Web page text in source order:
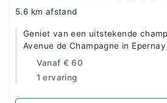
5.6 km afstand
Geniet van een uitstekende
Avenue de Champagne in Epernay
Vanaf € 60
1 ervaring